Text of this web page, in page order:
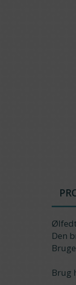
Den
Brug